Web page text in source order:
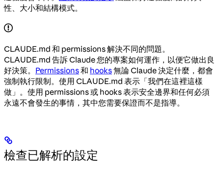
性、大小和結構模式。
CLAUDE.md 和 permissions 解決不同的問題。
CLAUDE.md 告訴 Claude 您的專案如何運作，以便它做出良
好決策。 Permissions和 hooks無論 Claude 決定什麼，都會
強制執行限制。使用 CLAUDE.md 表示「我們在這裡這樣
做」。使用 permissions 或 hooks 表示安全邊界和任何必須
永遠不會發生的事情，其中您需要保證而不是指導。
檢查已解析的設定